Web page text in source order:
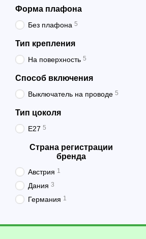
Форма плафона
Без плафона 5
Тип крепления
На поверхность 5
Способ включения
Выключатель на проводе 5
Тип цоколя
E27 5
Страна регистрации
бренда
Австрия 1
Дания 3
Германия 1